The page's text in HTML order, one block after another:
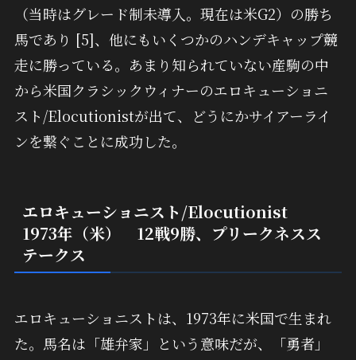
（当時はグレード制未導入。現在は米G2）の勝ち
馬であり [5]、他にもいくつかのハンデキャップ競
走に勝っている。あまり知られていない産駒の中
から米国クラシックウィナーのエロキューショニ
スト/Elocutionistが出て、どうにかサイアーライ
ンを繋ぐことに成功した。
エロキューショニスト/Elocutionist
1973年（米） 12戦9勝、プリークネスス
テークス
エロキューショニストは、1973年に米国で生まれ
た。馬名は「雄弁家」という意味だが、「勇者」